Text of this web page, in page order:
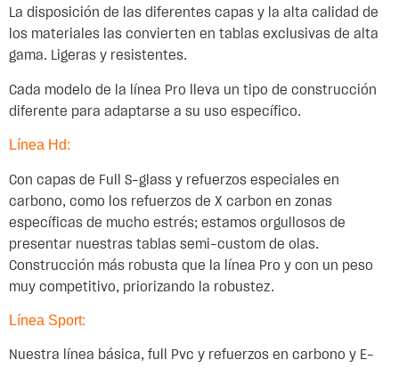
La disposición de las diferentes capas y la alta calidad de
los materiales las convierten en tablas exclusivas de alta
gama. Ligeras y resistentes.
Cada modelo de la línea Pro lleva un tipo de construcción
diferente para adaptarse a su uso específico.
Línea Hd:
Con capas de Full S-glass y refuerzos especiales en
carbono, como los refuerzos de X carbon en zonas
específicas de mucho estrés; estamos orgullosos de
presentar nuestras tablas semi-custom de olas.
Construcción más robusta que la línea Pro y con un peso
muy competitivo, priorizando la robustez.
Línea Sport:
Nuestra línea básica, full Pvc y refuerzos en carbono y E-